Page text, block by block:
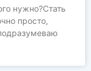
нужно?Стать
просто,